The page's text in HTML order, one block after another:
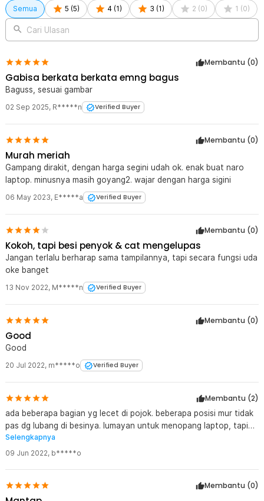
Semua 5 (5) 4 (1 ) 3 (1 ) 2 (0) 1 (0)
Cari Ulasan
Membantu (0)
Gabisa berkata berkata emng bagus
Baguss, sesuai gambar
02 Sep 2025, R*****n Verified Buyer
Membantu (0)
Murah meriah
Gampang dirakit, dengan harga segini udah ok. enak buat naro
laptop. minusnya masih goyang2. wajar dengan harga sigini
06 May 2023, E*****a Verified Buyer
Membantu (0)
Kokoh, tapi besi penyok & cat mengelupas
Jangan terlalu berharap sama tampilannya, tapi secara fungsi uda
oke banget
13 Nov 2022, M*****n Verified Buyer
Membantu (0)
Good
Good
20 Jul 2022, m*****o Verified Buyer
Membantu (2)
ada beberapa bagian yg lecet di pojok. beberapa posisi mur tidak
pas dg lubang di besinya. lumayan untuk menopang laptop, tapi
kalau ditekan agak goyang2
Selengkapnya
09 Jun 2022, b*****o
Membantu (0)